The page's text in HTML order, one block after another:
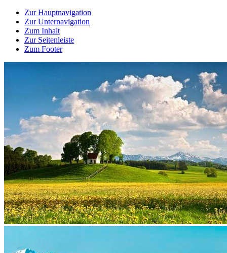
Zur Hauptnavigation
Zur Unternavigation
Zum Inhalt
Zur Seitenleiste
Zum Footer